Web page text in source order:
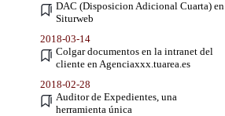
DAC (Disposicion Adicional Cuarta) en
Siturweb
2018-03-14
Colgar documentos en la intranet del
cliente en Agenciaxxx.tuarea.es
2018-02-28
Auditor de Expedientes, una
herramienta única